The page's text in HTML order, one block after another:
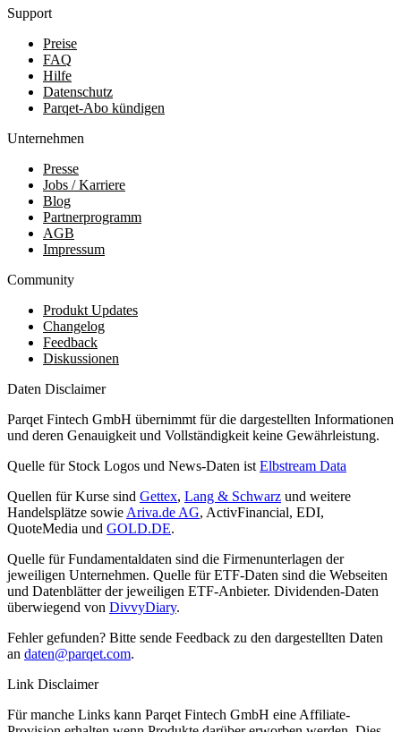
Support
Preise
FAQ
Hilfe
Datenschutz
Parqet-Abo kündigen
Unternehmen
Presse
Jobs / Karriere
Blog
Partnerprogramm
AGB
Impressum
Community
Produkt Updates
Changelog
Feedback
Diskussionen
Daten Disclaimer
Parqet Fintech GmbH übernimmt für die dargestellten Informationen
und deren Genauigkeit und Vollständigkeit keine Gewährleistung.
Quelle für Stock Logos und News-Daten ist Elbstream Data
Quellen für Kurse sind Gettex, Lang & Schwarz und weitere
Handelsplätze sowie Ariva.de AG, ActivFinancial, EDI,
QuoteMedia und GOLD.DE.
Quelle für Fundamentaldaten sind die Firmenunterlagen der
jeweiligen Unternehmen. Quelle für ETF-Daten sind die Webseiten
und Datenblätter der jeweiligen ETF-Anbieter. Dividenden-Daten
überwiegend von DivvyDiary.
Fehler gefunden? Bitte sende Feedback zu den dargestellten Daten
an daten@parqet.com.
Link Disclaimer
Für manche Links kann Parqet Fintech GmbH eine Affiliate-